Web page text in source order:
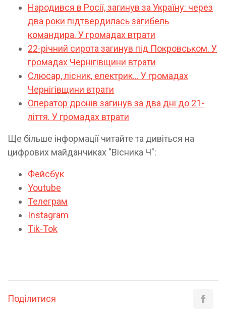
Народився в Росії, загинув за Україну: через
два роки підтвердилась загибель
командира. У громадах втрати
22-річний сирота загинув під Покровськом. У
громадах Чернігівщини втрати
Слюсар, лісник, електрик... У громадах
Чернігівщини втрати
Оператор дронів загинув за два дні до 21-
ліття. У громадах втрати
Ще більше інформації читайте та дивіться на
цифрових майданчиках "Вісника Ч":
Фейсбук
Youtube
Телеграм
Instagram
Tik-Tok
Поділитися